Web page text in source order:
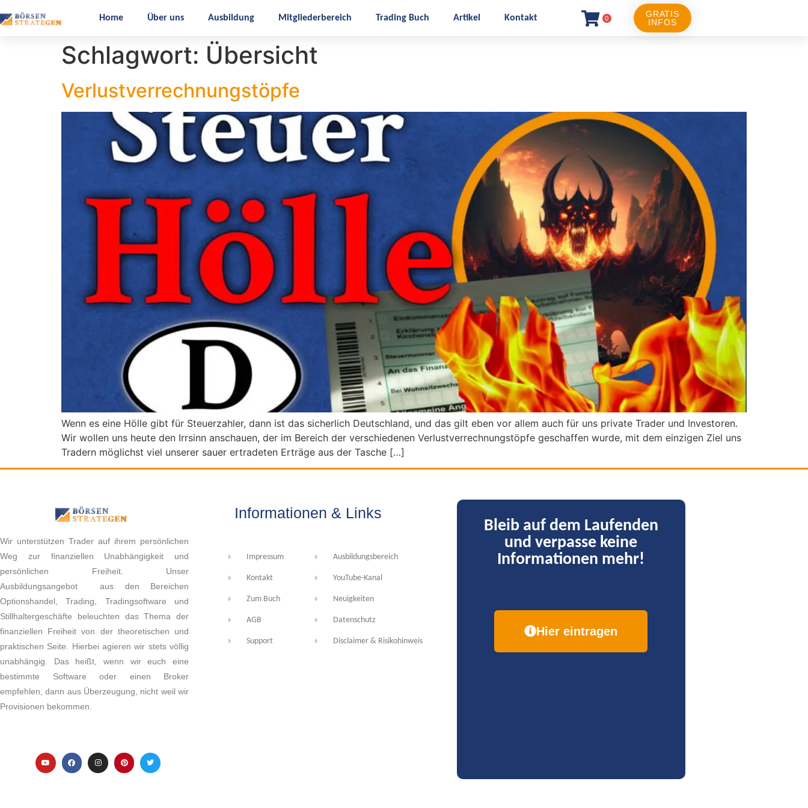
Home Über uns Ausbildung Mitgliederbereich Trading Buch Artikel Kontakt 0
GRATIS
INFOS
Schlagwort: Übersicht
Verlustverrechnungstöpfe
Wenn es eine Hölle gibt für Steuerzahler, dann ist das sicherlich Deutschland, und das gilt eben vor allem auch für uns private Trader und Investoren.
Wir wollen uns heute den Irrsinn anschauen, der im Bereich der verschiedenen Verlustverrechnungstöpfe geschaffen wurde, mit dem einzigen Ziel uns
Tradern möglichst viel unserer sauer ertradeten Erträge aus der Tasche […]
Wir unterstützen Trader auf ihrem persönlichen
Weg zur finanziellen Unabhängigkeit und
persönlichen Freiheit. Unser
Ausbildungsangebot aus den Bereichen
Optionshandel, Trading, Tradingsoftware und
Stillhaltergeschäfte beleuchten das Thema der
finanziellen Freiheit von der theoretischen und
praktischen Seite. Hierbei agieren wir stets völlig
unabhängig. Das heißt, wenn wir euch eine
bestimmte Software oder einen Broker
empfehlen, dann aus Überzeugung, nicht weil wir
Provisionen bekommen.
Informationen & Links
Impressum
Kontakt
Zum Buch
AGB
Support
Ausbildungsbereich
YouTube-Kanal
Neuigkeiten
Datenschutz
Disclaimer & Risikohinweis
Bleib auf dem Laufenden
und verpasse keine
Informationen mehr!
Hier eintragen